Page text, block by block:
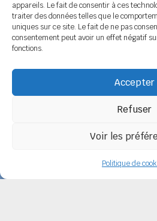
appareils. Le fait de consentir à ces
traiter des données telles que le
uniques sur ce site. Le fait de ne pas
consentement peut avoir un effet négatif
fonctions.
Accepter
Refuser
Voir les
Politique de
Siège social6 rue de
Tél. 02 47 51 89 78 / 06
SecrétariatBP 14 - 79800 LA
Tél. 05 49 04 91 45 /
Mentions légales |